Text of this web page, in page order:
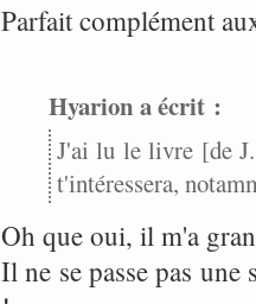
Parfait complément
Hyarion a écrit :
J'ai lu le livre [de
t'intéressera,
Oh que oui, il m'a
Il ne se passe pas une